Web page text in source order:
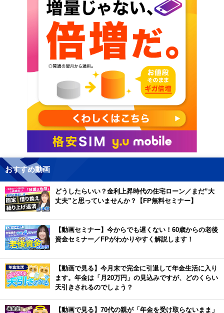
おすすめ動画
どうしたらいい？金利上昇時代の住宅ローン／まだ”大
丈夫”と思っていませんか？【FP無料セミナー】
【動画セミナー】今からでも遅くない！60歳からの老後
資金セミナー／FPがわかりやすく解説します！
【動画で見る】今月末で完全に引退して年金生活に入り
ます。年金は「月20万円」の見込みですが、どのくらい
天引きされるのでしょう？
【動画で見る】70代の親が「年金を受け取らないまま」